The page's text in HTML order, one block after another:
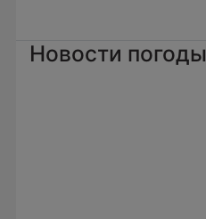
Новости погоды